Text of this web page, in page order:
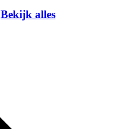
Bekijk alles